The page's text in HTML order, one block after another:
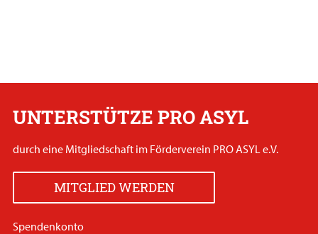
UNTERSTÜTZE PRO ASYL
durch eine Mitgliedschaft im Förderverein PRO ASYL e.V.
MITGLIED WERDEN
Spendenkonto